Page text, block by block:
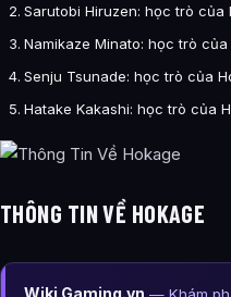
Sarutobi Hiruzen: học trò của
Namikaze Minato: học trò của
Senju Tsunade: học trò của
Hatake Kakashi: học trò của
THÔNG TIN VỀ HOKAGE
Wiki Gaming.vn — Khám